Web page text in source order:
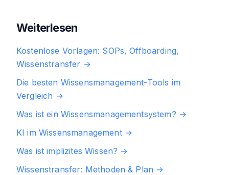
Weiterlesen
Kostenlose Vorlagen: SOPs, Offboarding,
Wissenstransfer →
Die besten Wissensmanagement-Tools im
Vergleich →
Was ist ein Wissensmanagementsystem? →
KI im Wissensmanagement→
Was ist implizites Wissen? →
Wissenstransfer: Methoden & Plan →